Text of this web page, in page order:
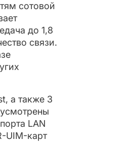
сотовой
до 1,8
связи.
а также 3
LAN
UIM-карт